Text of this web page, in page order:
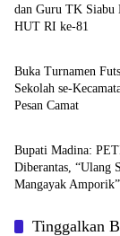
dan Guru TK Siabu
HUT RI ke-81
HOME
Buka Turnamen
Sekolah se-
Pesan Camat
HOME
Bupati Madina:
Diberantas, “Ulang
Mangayak Amporik”
Tinggalkan